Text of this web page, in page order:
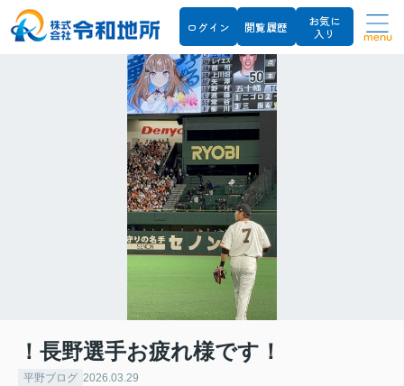
ログイン 閲覧履歴
お気に
入り
menu
！長野選手お疲れ様です！
平野ブログ 2026.03.29